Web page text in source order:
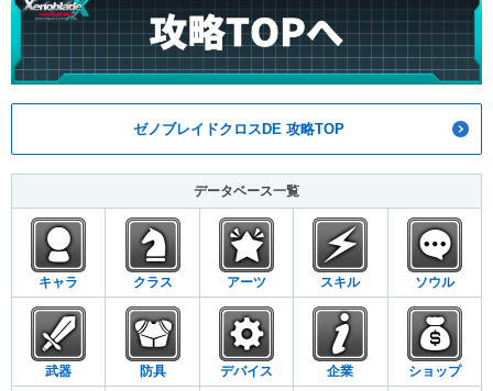
ゼノブレイドクロスDE 攻略TOP
データベース一覧
キャラ クラス アーツ スキル ソウル
武器 防具 デバイス 企業 ショップ